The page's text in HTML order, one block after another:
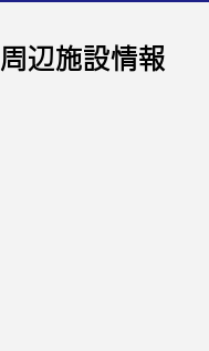
周辺施設情報